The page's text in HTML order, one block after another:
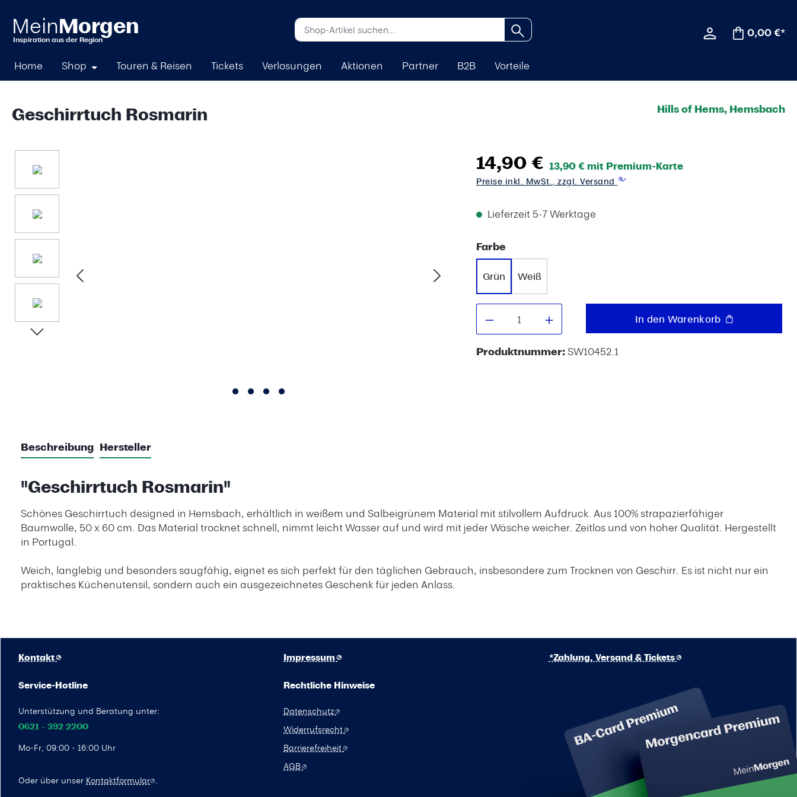
0,00 €*
Home Shop Touren & Reisen Tickets Verlosungen Aktionen Partner B2B Vorteile
Geschirrtuch Rosmarin Hills of Hems, Hemsbach
14,90 € 13,90 € mit Premium-Karte
Preise inkl. MwSt., zzgl. Versand
Lieferzeit 5-7 Werktage
Farbeauswählen
Grün Weiß
Produkt Anzahl: Gib den gewünschten
In den Warenkorb
Produktnummer:SW10452.1
Beschreibung Hersteller
"Geschirrtuch Rosmarin"
Schönes Geschirrtuch designed in Hemsbach, erhältlich in weißem und Salbeigrünem Material mit stilvollem Aufdruck. Aus 100% strapazierfähiger
Baumwolle, 50 x 60 cm. Das Material trocknet schnell, nimmt leicht Wasser auf und wird mit jeder Wäsche weicher. Zeitlos und von hoher Qualität. Hergestellt
in Portugal.
Weich, langlebig und besonders saugfähig, eignet es sich perfekt für den täglichen Gebrauch, insbesondere zum Trocknen von Geschirr. Es ist nicht nur ein
praktisches Küchenutensil, sondern auch ein ausgezeichnetes Geschenk für jeden Anlass.
Service-Hotline
Unterstützung und Beratung unter:
0621 - 392 2200
Mo-Fr, 09:00 - 16:00 Uhr
Oder über unser Kontaktformular .
Kontakt Impressum *Zahlung, Versand & Tickets
Rechtliche Hinweise
Datenschutz
Widerrufsrecht
Barrierefreiheit
AGB